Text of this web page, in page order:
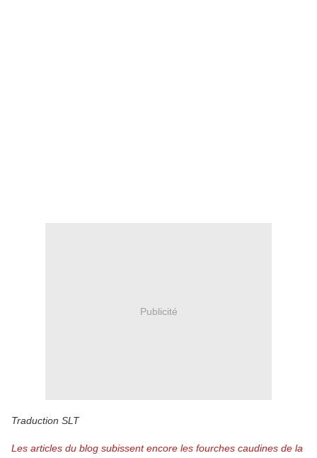
Publicité
Traduction SLT
Les articles du blog subissent encore les fourches caudines de la